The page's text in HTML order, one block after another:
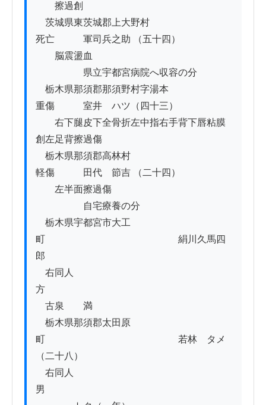
擦過創
茨城県東茨城郡上大野村
死亡　　　軍司兵之助 （五十四）
脳震盪血
県立宇都宮病院へ収容の分
栃木県那須郡那須野村字湯本
重傷　　　室井　ハツ（四十三）
右下腿皮下全骨折左中指右手背下唇粘膜
創左足背擦過傷
栃木県那須郡高林村
軽傷　　　田代　節吉 （二十四）
左半面擦過傷
自宅療養の分
栃木県宇都宮市大工
町　　　　　　　　　　　　　　絹川久馬四
郎
右同人
方
古泉　　満
栃木県那須郡太田原
町　　　　　　　　　　　　　　若林　タメ
（二十八）
右同人
男